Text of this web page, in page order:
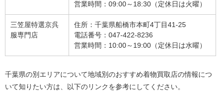
営業時間：09:00～18:30（定休日は火曜）
三笠屋特選京呉
服専門店
住所：千葉県船橋市本町4丁目41-25
電話番号：047-422-8236
営業時間：10:00～19:00（定休日は水曜）
千葉県の別エリアについて地域別のおすすめ着物買取店の情報につ
いて知りたい方は、以下のリンクを参考にしてください。